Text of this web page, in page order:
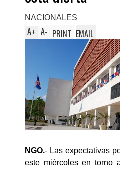
NACIONALES
A+ A- PRINT EMAIL
NGO.- Las expectativas
este miércoles en torno